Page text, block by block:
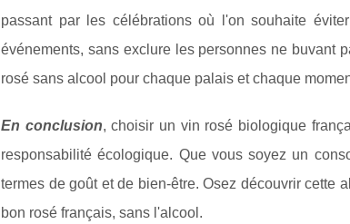
passant par les célébrations où l'on souhaite
événements, sans exclure les personnes ne buvant
rosé sans alcool pour chaque palais et chaque
En conclusion, choisir un vin rosé biologique
responsabilité écologique. Que vous soyez un
termes de goût et de bien-être. Osez découvrir cette
bon rosé français, sans l'alcool.